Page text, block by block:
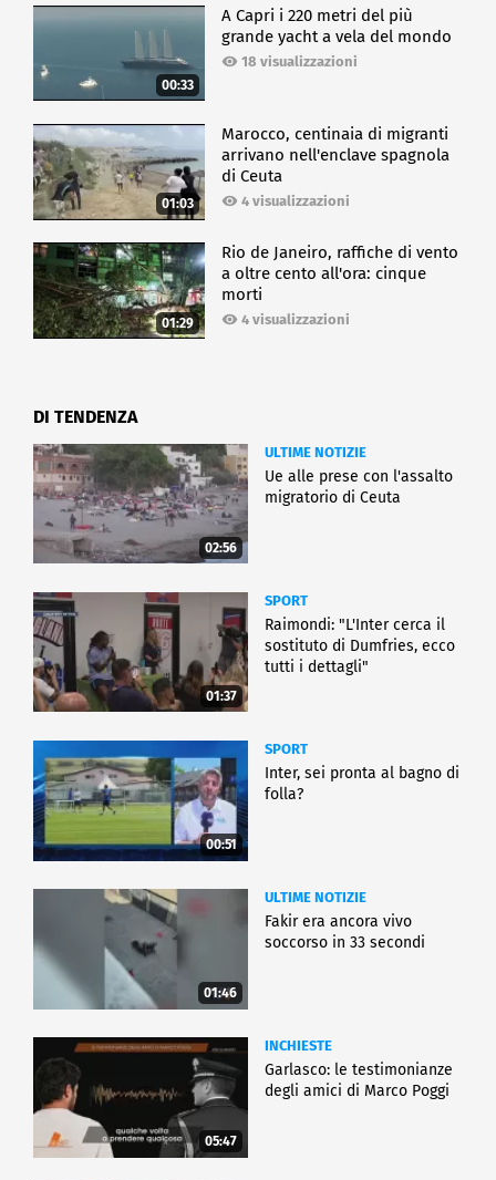
00:33
A Capri i 220 metri del più
grande yacht a vela del mondo
18 visualizzazioni
01:03
Marocco, centinaia di migranti
arrivano nell'enclave spagnola
di Ceuta
4 visualizzazioni
01:29
Rio de Janeiro, raffiche di vento
a oltre cento all'ora: cinque
morti
4 visualizzazioni
DI TENDENZA
02:56
ULTIME NOTIZIE
Ue alle prese con l'assalto
migratorio di Ceuta
01:37
SPORT
Raimondi: "L'Inter cerca il
sostituto di Dumfries, ecco
tutti i dettagli"
00:51
SPORT
Inter, sei pronta al bagno di
folla?
01:46
ULTIME NOTIZIE
Fakir era ancora vivo
soccorso in 33 secondi
05:47
INCHIESTE
Garlasco: le testimonianze
degli amici di Marco Poggi